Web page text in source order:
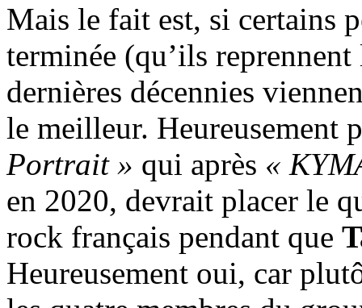
Mais le fait est, si certains
terminée (qu’ils
dernières décennies
le meilleur. Heureusement
Portrait » qui après «
en 2020, devrait placer le
rock français pendant que
Heureusement oui, car